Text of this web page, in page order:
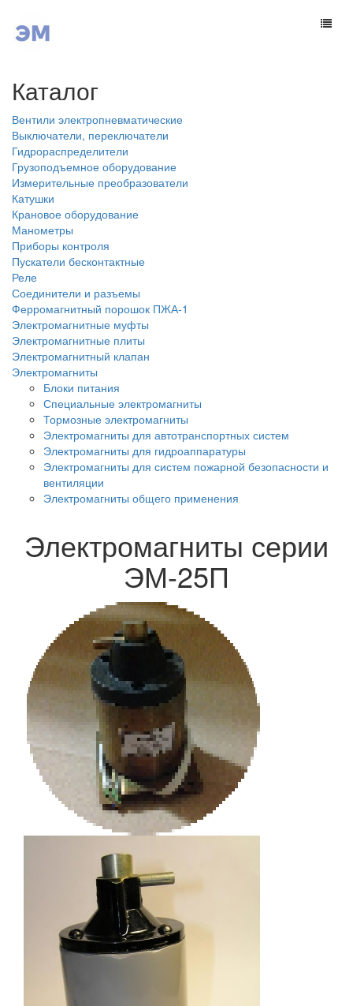
Каталог
Вентили электропневматические
Выключатели, переключатели
Гидрораспределители
Грузоподъемное оборудование
Измерительные преобразователи
Катушки
Крановое оборудование
Манометры
Приборы контроля
Пускатели бесконтактные
Реле
Соединители и разъемы
Ферромагнитный порошок ПЖА-1
Электромагнитные муфты
Электромагнитные плиты
Электромагнитный клапан
Электромагниты
Блоки питания
Специальные электромагниты
Тормозные электромагниты
Электромагниты для автотранспортных систем
Электромагниты для гидроаппаратуры
Электромагниты для систем пожарной безопасности и
вентиляции
Электромагниты общего применения
Электромагниты серии
ЭМ-25П